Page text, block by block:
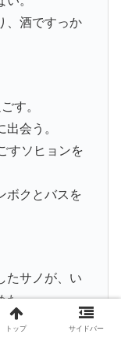
、酒ですっか
す。
会う。
すソヒョンを
ボクとバスを
たサノが、い
た。
トップ サイドバー